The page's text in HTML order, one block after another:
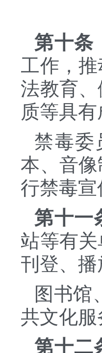
第十条
工作，
法教育
质等具
禁毒委
本、音
行禁毒宣
第十一
站等有
刊登、
图书馆
共文化
第十二